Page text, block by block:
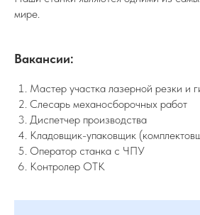
мире.
Вакансии:
Мастер участка лазерной резки и
Слесарь механосборочных работ
Диспетчер производства
Кладовщик-упаковщик
Оператор станка с ЧПУ
Контролер ОТК